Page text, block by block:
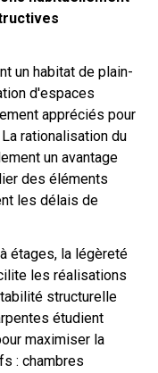
un habitat de plain-
d'espaces
appréciés pour
rationalisation du
un avantage
des éléments
les délais de
étages, la légèreté
les réalisations
structurelle
étudient
maximiser la
: chambres